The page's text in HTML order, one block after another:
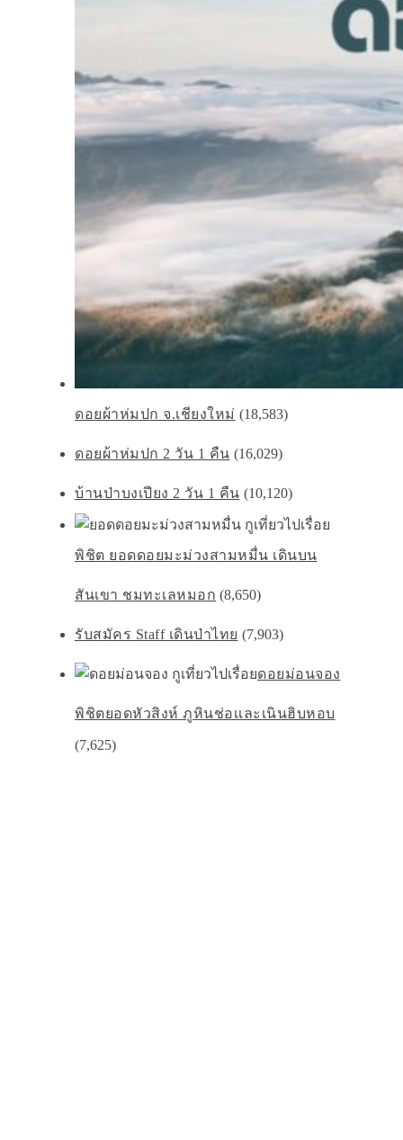
ดอยผ้าห่มปก จ.เชียงใหม่ (18,583)
ดอยผ้าห่มปก 2 วัน 1 คืน (16,029)
บ้านป่าบงเปียง 2 วัน 1 คืน (10,120)
พิชิต ยอดดอยมะม่วงสามหมื่น เดินบน
สันเขา ชมทะเลหมอก (8,650)
รับสมัคร Staff เดินป่าไทย (7,903)
ดอยม่อนจอง
พิชิตยอดหัวสิงห์ ภูหินช่อเเละเนินฮิบหอบ
(7,625)